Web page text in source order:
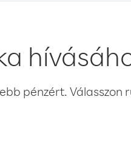
pénzért. Válasszon